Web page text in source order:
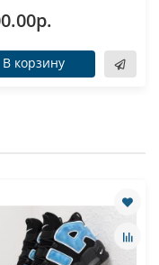
В корзину